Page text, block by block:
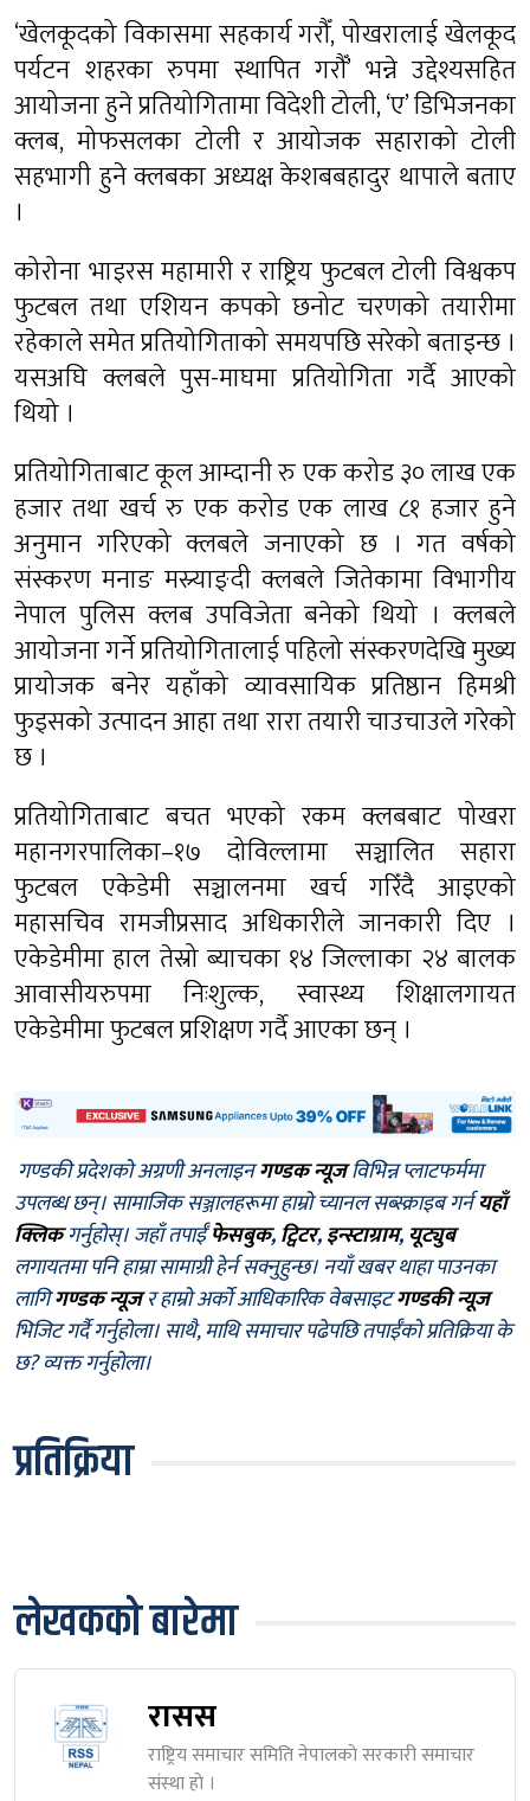
‘खेलकूदको विकासमा सहकार्य गरौँ, पोखरालाई खेलकूद
पर्यटन शहरका रुपमा स्थापित गरौँ’ भन्ने उद्देश्यसहित
आयोजना हुने प्रतियोगितामा विदेशी टोली, ‘ए’ डिभिजनका
क्लब, मोफसलका टोली र आयोजक सहाराको टोली
सहभागी हुने क्लबका अध्यक्ष केशबबहादुर थापाले बताए
।
कोरोना भाइरस महामारी र राष्ट्रिय फुटबल टोली विश्वकप
फुटबल तथा एशियन कपको छनोट चरणको तयारीमा
रहेकाले समेत प्रतियोगिताको समयपछि सरेको बताइन्छ ।
यसअघि क्लबले पुस-माघमा प्रतियोगिता गर्दै आएको
थियो ।
प्रतियोगिताबाट कूल आम्दानी रु एक करोड ३० लाख एक
हजार तथा खर्च रु एक करोड एक लाख ८१ हजार हुने
अनुमान गरिएको क्लबले जनाएको छ । गत वर्षको
संस्करण मनाङ मस्र्याङ्दी क्लबले जितेकामा विभागीय
नेपाल पुलिस क्लब उपविजेता बनेको थियो । क्लबले
आयोजना गर्ने प्रतियोगितालाई पहिलो संस्करणदेखि मुख्य
प्रायोजक बनेर यहाँको व्यावसायिक प्रतिष्ठान हिमश्री
फुड्सको उत्पादन आहा तथा रारा तयारी चाउचाउले गरेको
छ ।
प्रतियोगिताबाट बचत भएको रकम क्लबबाट पोखरा
महानगरपालिका–१७ दोविल्लामा सञ्चालित सहारा
फुटबल एकेडेमी सञ्चालनमा खर्च गरिँदै आइएको
महासचिव रामजीप्रसाद अधिकारीले जानकारी दिए ।
एकेडेमीमा हाल तेस्रो ब्याचका १४ जिल्लाका २४ बालक
आवासीयरुपमा निःशुल्क, स्वास्थ्य शिक्षालगायत
एकेडेमीमा फुटबल प्रशिक्षण गर्दै आएका छन् ।
गण्डकी प्रदेशको अग्रणी अनलाइनगण्डक न्यूजविभिन्न प्लाटफर्ममा
उपलब्ध छन्। सामाजिक सञ्जालहरूमा हाम्रो च्यानल सब्स्क्राइब गर्नयहाँ
क्लिकगर्नुहोस्। जहाँ तपाईँफेसबुक,ट्विटर,इन्स्टाग्राम, यूट्युब
लगायतमा पनि हाम्रा सामाग्री हेर्न सक्नुहुन्छ। नयाँ खबर थाहा पाउनका
लागिगण्डक न्यूजर हाम्रो अर्को आधिकारिक वेबसाइटगण्डकी न्यूज
भिजिट गर्दै गर्नुहोला। साथै, माथि समाचार पढेपछि तपाईँको प्रतिक्रिया के
छ? व्यक्त गर्नुहोला।
प्रतिक्रिया
लेखकको बारेमा
रासस
राष्ट्रिय समाचार समिति नेपालकाे सरकारी समाचार
संस्था हाे ।